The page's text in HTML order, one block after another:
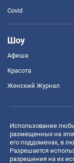
Covid
Шоу
Афиша
Красота
Женский Журнал
Использование
размещенных на
его поддоменах, в
Разрешается
разрешения на их